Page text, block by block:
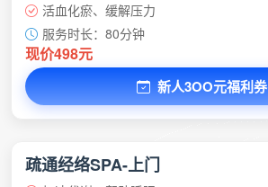
活血化瘀、缓解压力
服务时长：80分钟
现价498元
新人3OO元福利券
疏通经络SPA-上门